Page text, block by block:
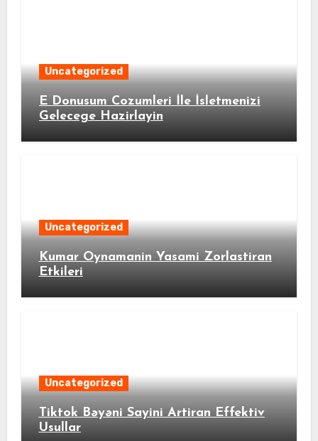
Uncategorized
E Donusum Cozumleri İle İsletmenizi
Gelecege Hazirlayin
Uncategorized
Kumar Oynamanin Yasami Zorlastiran
Etkileri
Uncategorized
Tiktok Bəyəni Sayini Artiran Effektiv
Usullar